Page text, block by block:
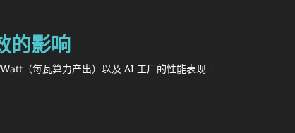
的影响
（每瓦算力产出）以及 AI 工厂的性能表现。